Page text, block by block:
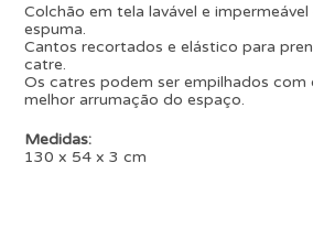
Colchão em tela lavável e
espuma.
Cantos recortados e elástico para
catre.
Os catres podem ser empilhados com
melhor arrumação do espaço.
Medidas:
130 x 54 x 3 cm